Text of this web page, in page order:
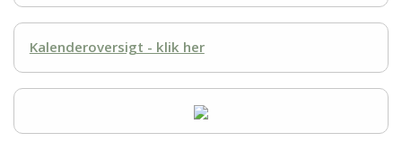
Kalenderoversigt - klik her